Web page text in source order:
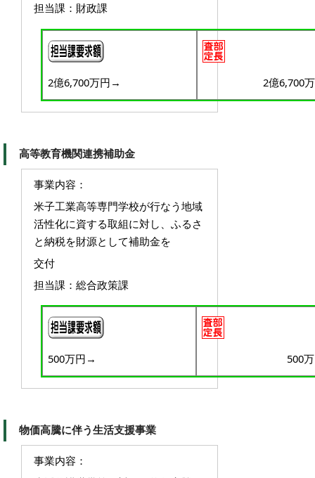
担当課：財政課
2億6,700万円→ 2億6,700
高等教育機関連携補助金
事業内容：
米子工業高等専門学校が行なう地域
活性化に資する取組に対し、ふるさ
と納税を財源として補助金を
交付
担当課：総合政策課
500万円→ 500
物価高騰に伴う生活支援事業
事業内容：